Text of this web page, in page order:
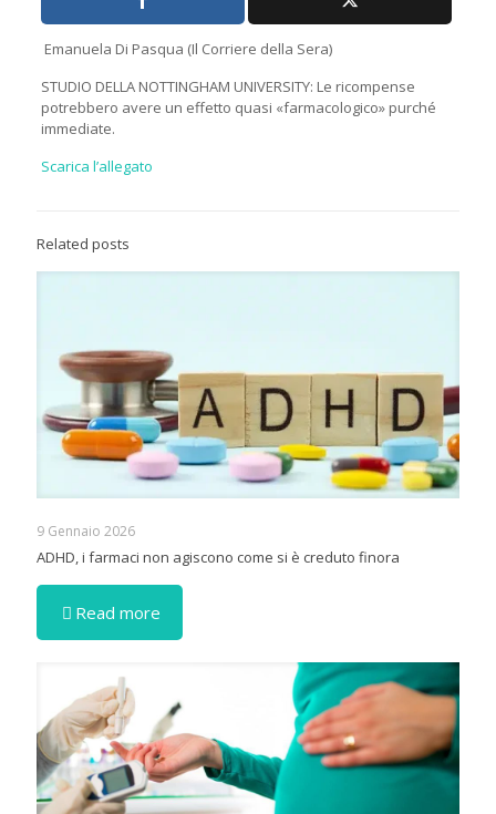
Emanuela Di Pasqua (Il Corriere della Sera)
STUDIO DELLA NOTTINGHAM UNIVERSITY: Le ricompense
potrebbero avere un effetto quasi «farmacologico» purché
immediate.
Scarica l’allegato
Related posts
9 Gennaio 2026
ADHD, i farmaci non agiscono come si è creduto finora
Read more